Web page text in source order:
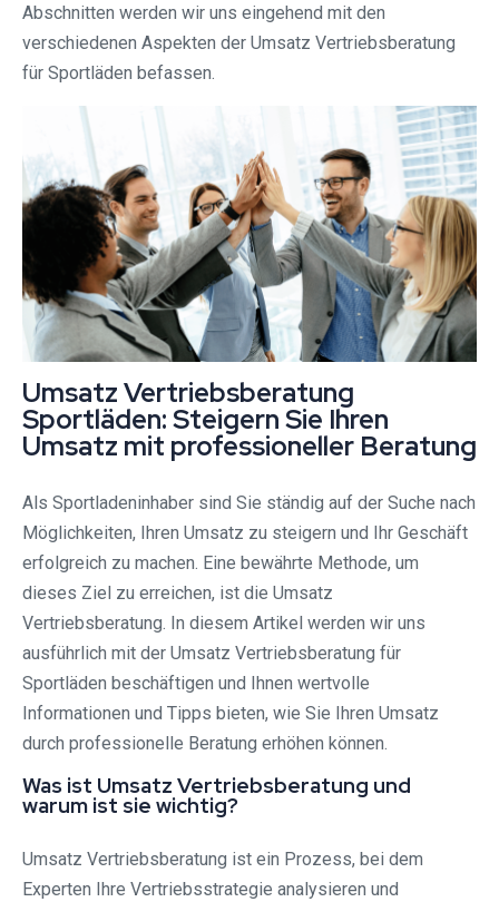
Abschnitten werden wir uns eingehend mit den
verschiedenen Aspekten der Umsatz Vertriebsberatung
für Sportläden befassen.
Umsatz Vertriebsberatung
Sportläden: Steigern Sie Ihren
Umsatz mit professioneller Beratung
Als Sportladeninhaber sind Sie ständig auf der Suche nach
Möglichkeiten, Ihren Umsatz zu steigern und Ihr Geschäft
erfolgreich zu machen. Eine bewährte Methode, um
dieses Ziel zu erreichen, ist die Umsatz
Vertriebsberatung. In diesem Artikel werden wir uns
ausführlich mit der Umsatz Vertriebsberatung für
Sportläden beschäftigen und Ihnen wertvolle
Informationen und Tipps bieten, wie Sie Ihren Umsatz
durch professionelle Beratung erhöhen können.
Was ist Umsatz Vertriebsberatung und
warum ist sie wichtig?
Umsatz Vertriebsberatung ist ein Prozess, bei dem
Experten Ihre Vertriebsstrategie analysieren und